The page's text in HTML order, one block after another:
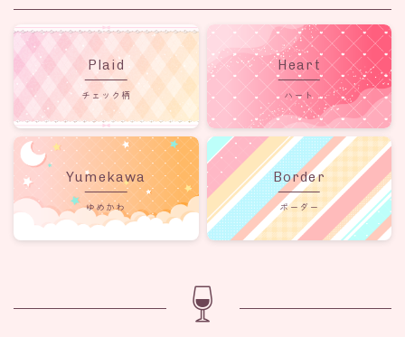
チェック柄
Plaid
ハート
Heart
ゆめかわ
Yumekawa
ボーダー
Border